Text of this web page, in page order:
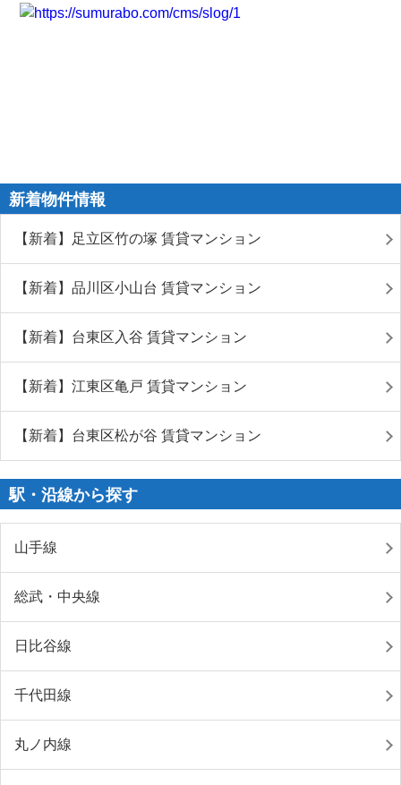
新着物件情報
【新着】足立区竹の塚 賃貸マンション
【新着】品川区小山台 賃貸マンション
【新着】台東区入谷 賃貸マンション
【新着】江東区亀戸 賃貸マンション
【新着】台東区松が谷 賃貸マンション
駅・沿線から探す
山手線
総武・中央線
日比谷線
千代田線
丸ノ内線